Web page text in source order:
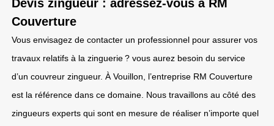
Devis zingueur : adressez-vous à RM
Couverture
Vous envisagez de contacter un professionnel pour assurer vos
travaux relatifs à la zinguerie ? vous aurez besoin du service
d’un couvreur zingueur. À Vouillon, l’entreprise RM Couverture
est la référence dans ce domaine. Nous travaillons au côté des
zingueurs experts qui sont en mesure de réaliser n’importe quel